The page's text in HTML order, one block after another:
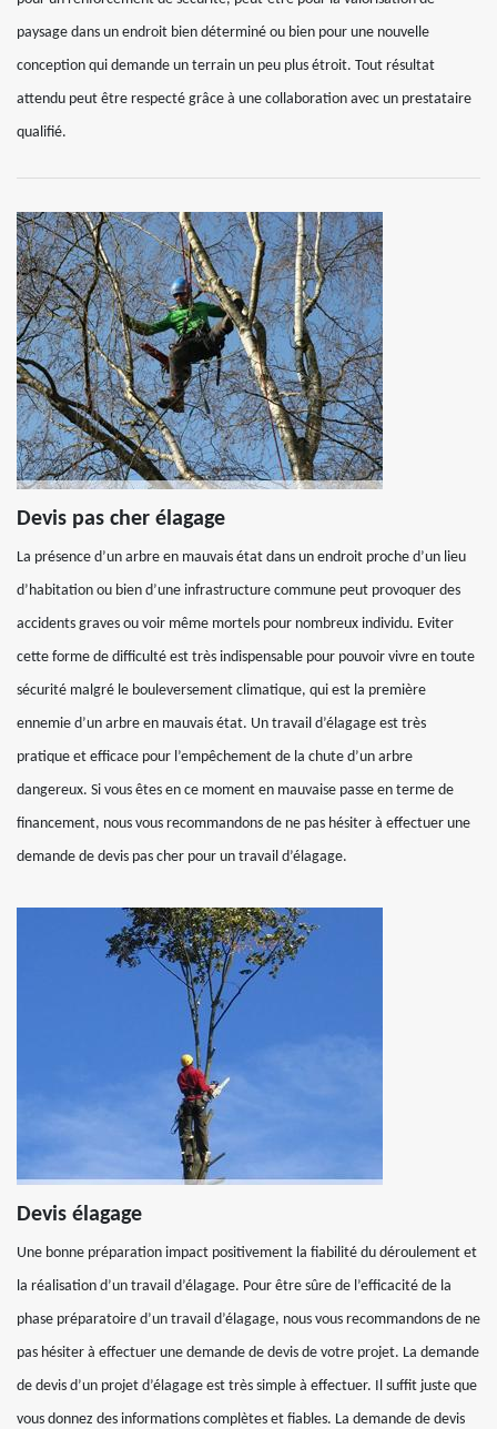
paysage dans un endroit bien déterminé ou bien pour une nouvelle
conception qui demande un terrain un peu plus étroit. Tout résultat
attendu peut être respecté grâce à une collaboration avec un prestataire
qualifié.
Devis pas cher élagage
La présence d’un arbre en mauvais état dans un endroit proche d’un lieu
d’habitation ou bien d’une infrastructure commune peut provoquer des
accidents graves ou voir même mortels pour nombreux individu. Eviter
cette forme de difficulté est très indispensable pour pouvoir vivre en toute
sécurité malgré le bouleversement climatique, qui est la première
ennemie d’un arbre en mauvais état. Un travail d’élagage est très
pratique et efficace pour l’empêchement de la chute d’un arbre
dangereux. Si vous êtes en ce moment en mauvaise passe en terme de
financement, nous vous recommandons de ne pas hésiter à effectuer une
demande de devis pas cher pour un travail d’élagage.
Devis élagage
Une bonne préparation impact positivement la fiabilité du déroulement et
la réalisation d’un travail d’élagage. Pour être sûre de l’efficacité de la
phase préparatoire d’un travail d’élagage, nous vous recommandons de ne
pas hésiter à effectuer une demande de devis de votre projet. La demande
de devis d’un projet d’élagage est très simple à effectuer. Il suffit juste que
vous donnez des informations complètes et fiables. La demande de devis